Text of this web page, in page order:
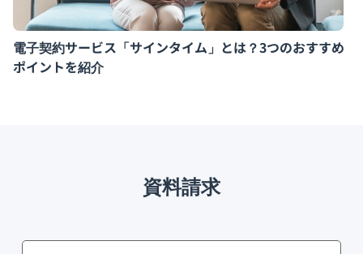
電子契約サービス「サインタイム」とは？3つのおすすめ
ポイントを紹介
資料請求